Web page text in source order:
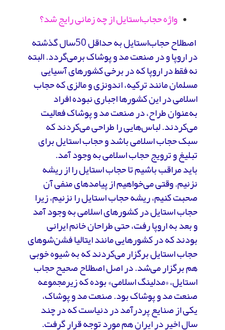
واژه حجاب‌استایل از چه زمانی رایج شد؟
اصطلاح حجاب‌استایل به حداقل 50سال گذشته
در اروپا و در صنعت مد و پوشاک برمی‌گردد. البته
نه فقط در اروپا که در برخی کشورهای آسیایی
مسلمان مانند ترکیه، اندونزی و مالزی که حجاب
اسلامی در این کشورها اجباری نبوده افراد
به‌عنوان طراح، در صنعت مد و پوشاک فعالیت
می‌کردند. لباس‌هایی را طراحی می‌کردند که
سبک حجاب اسلامی باشد و حجاب استایل برای
تبلیغ و ترویج حجاب اسلامی به وجود آمد.
باید مراقب باشیم تا حجاب استایل را از ریشه
نزنیم. وقتی می‌خواهیم از پیامدهای منفی آن
صحبت کنیم، ریشه حجاب استایل را نزنیم، زیرا
حجاب استایل در کشورهای اسلامی به وجود آمد
و بعد به اروپا رفت، حتی طراحان خانم ایرانی
بودند که در کشورهایی مانند ایتالیا فشن‌شوهای
حجاب استایل برگزار می‌کردند که به شیوه خوبی
هم برگزار می‌شد. در اصل اصطلاح صحیح حجاب
استایل، «مدلینگ اسلامی» بوده که زیرمجموعه
صنعت مد و پوشاک بود. صنعت مد و پوشاک،
یکی از صنایع پردرآمد در دنیاست که در چند
سال اخیر در ایران هم مورد توجه قرار گرفت.